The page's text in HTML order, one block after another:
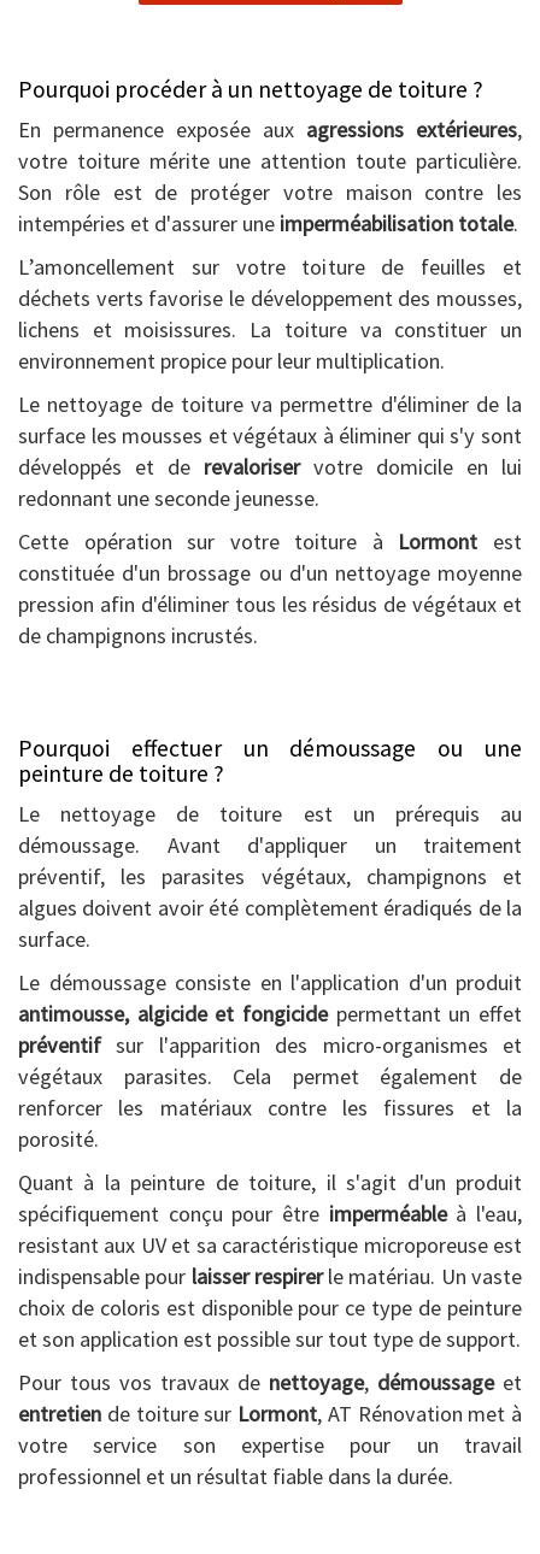
Pourquoi procéder à un nettoyage de toiture ?
En permanence exposée aux agressions extérieures,
votre toiture mérite une attention toute particulière.
Son rôle est de protéger votre maison contre les
intempéries et d'assurer une imperméabilisation totale.
L’amoncellement sur votre toiture de feuilles et
déchets verts favorise le développement des mousses,
lichens et moisissures. La toiture va constituer un
environnement propice pour leur multiplication.
Le nettoyage de toiture va permettre d'éliminer de la
surface les mousses et végétaux à éliminer qui s'y sont
développés et de revaloriservotre domicile en lui
redonnant une seconde jeunesse.
Cette opération sur votre toiture à Lormont est
constituée d'un brossage ou d'un nettoyage moyenne
pression afin d'éliminer tous les résidus de végétaux et
de champignons incrustés.
Pourquoi effectuer un démoussage ou une
peinture de toiture ?
Le nettoyage de toiture est un prérequis au
démoussage. Avant d'appliquer un traitement
préventif, les parasites végétaux, champignons et
algues doivent avoir été complètement éradiqués de la
surface.
Le démoussage consiste en l'application d'un produit
antimousse, algicide et fongicidepermettant un effet
préventifsur l'apparition des micro-organismes et
végétaux parasites. Cela permet également de
renforcer les matériaux contre les fissures et la
porosité.
Quant à la peinture de toiture, il s'agit d'un produit
spécifiquement conçu pour être imperméableà l'eau,
resistant aux UV et sa caractéristique microporeuse est
indispensable pour laisser respirerle matériau. Un vaste
choix de coloris est disponible pour ce type de peinture
et son application est possible sur tout type de support.
Pour tous vos travaux de nettoyage, démoussageet
entretien de toiture sur Lormont, AT Rénovation met à
votre service son expertise pour un travail
professionnel et un résultat fiable dans la durée.